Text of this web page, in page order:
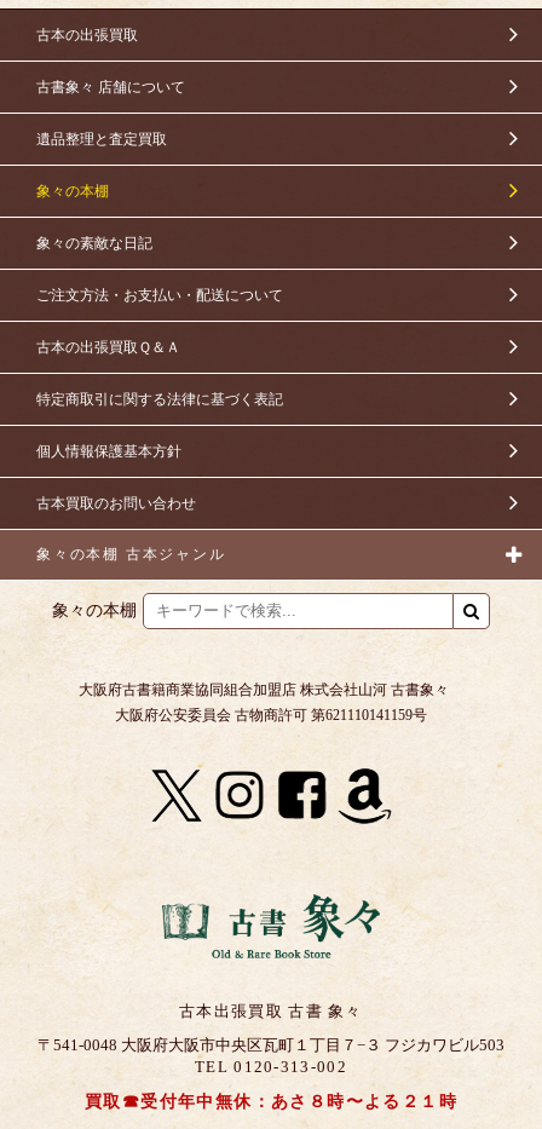
古本の出張買取
古書象々 店舗について
遺品整理と査定買取
象々の本棚
象々の素敵な日記
ご注文方法・お支払い・配送について
古本の出張買取Ｑ＆Ａ
特定商取引に関する法律に基づく表記
個人情報保護基本方針
古本買取のお問い合わせ
象々の本棚 古本ジャンル
象々の本棚
大阪府古書籍商業協同組合加盟店 株式会社山河 古書象々
大阪府公安委員会 古物商許可 第621110141159号
古本出張買取 古書 象々
〒541-0048 大阪府大阪市中央区瓦町１丁目７−３ フジカワビル503
TEL 0120-313-002
買取☎受付年中無休：あさ８時〜よる２１時